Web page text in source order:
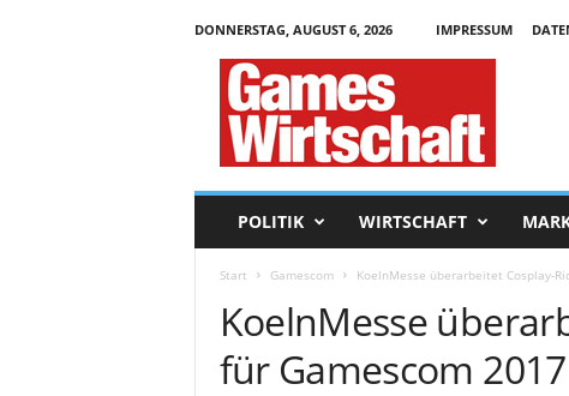
DONNERSTAG, AUGUST 6, 2026 IMPRESSUM
POLITIK WIRTSCHAFT
Start Gamescom KoelnMesse überarbeitet Cosplay-
KoelnMesse
für Gamescom 2017